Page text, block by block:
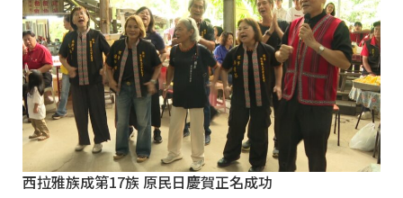
西拉雅族成第17族 原民日慶賀正名成功